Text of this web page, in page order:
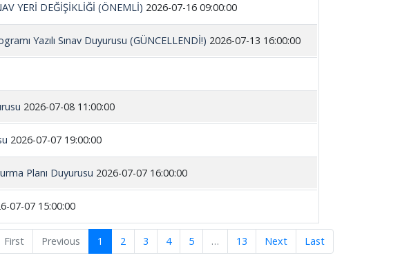
YERİ DEĞİŞİKLİĞİ (ÖNEMLİ) 2026-07-16 09:00:00
Yazılı Sınav Duyurusu (GÜNCELLENDİ!) 2026-07-13 16:00:00
2026-07-08 11:00:00
2026-07-07 19:00:00
Planı Duyurusu 2026-07-07 16:00:00
07-07 15:00:00
First Previous 1 2 3 4 5 … 13 Next Last